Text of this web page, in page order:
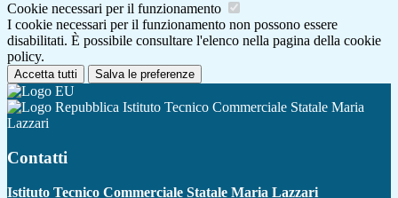
Cookie necessari per il funzionamento
I cookie necessari per il funzionamento non possono essere
disabilitati. È possibile consultare l'elenco nella pagina della cookie
policy.
Accetta tutti Salva le preferenze
Istituto Tecnico Commerciale Statale Maria
Lazzari
Contatti
Istituto Tecnico Commerciale Statale Maria Lazzari